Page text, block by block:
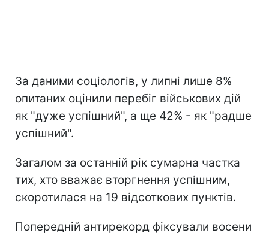
За даними соціологів, у липні лише 8%
опитаних оцінили перебіг військових дій
як "дуже успішний", а ще 42% - як "радше
успішний".
Загалом за останній рік сумарна частка
тих, хто вважає вторгнення успішним,
скоротилася на 19 відсоткових пунктів.
Попередній антирекорд фіксували восени